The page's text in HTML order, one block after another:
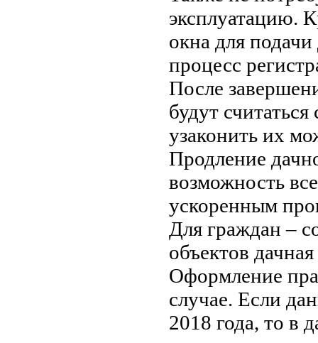
эксплуатацию.
окна для
процесс
После
будут
узаконить их
Продление
возможность
ускоренным
Для граждан –
объектов
Оформление
случае. Если
2018 года, то в